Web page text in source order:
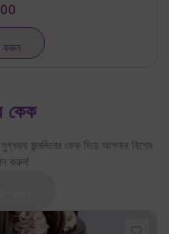
করুন
কেক
জন্মদিনের কেক দিয়ে আপনার বিশেষ
করুন!